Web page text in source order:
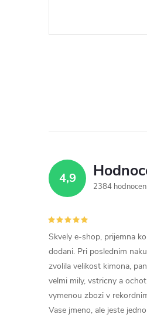
4,9
2384
Skvely e-shop, prijemna
dodani. Pri poslednim
zvolila velikost kimona,
velmi mily, vstricny a
vymenou zbozi v
Vase jmeno, ale jeste